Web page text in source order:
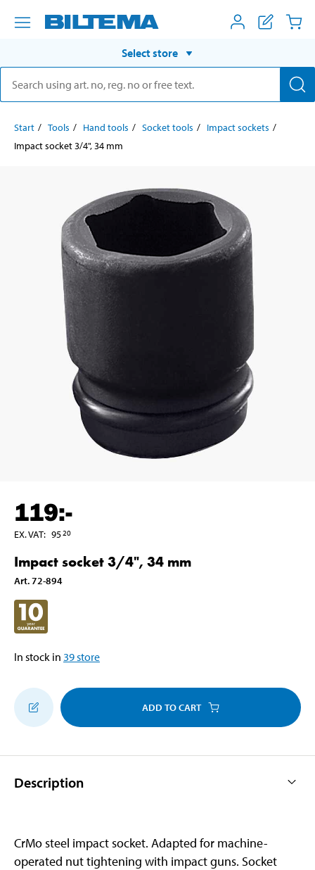
Select store
Start Tools Hand tools Socket tools
Impact sockets
Impact socket 3/4", 34 mm
119:-
EX. VAT: 9520
Impact socket 3/4", 34 mm
Art.72-894
In stock in 39store
ADD TO CART
Description
CrMo steel impact socket. Adapted for machine-
operated nut tightening with impact guns. Socket